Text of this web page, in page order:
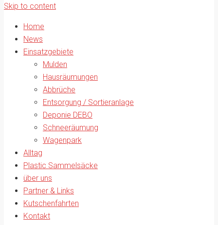
Skip to content
Home
News
Einsatzgebiete
Mulden
Hausräumungen
Abbrüche
Entsorgung / Sortieranlage
Deponie DEBO
Schneeräumung
Wagenpark
Alltag
Plastic Sammelsäcke
über uns
Partner & Links
Kutschenfahrten
Kontakt